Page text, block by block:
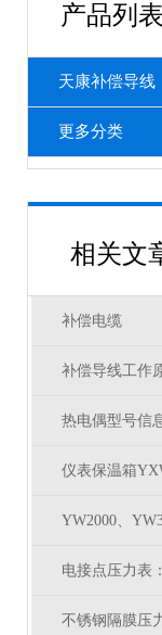
产品列表
天康补偿导线
更多分类
相关文
补偿电缆
补偿导线工作
热电偶型号信